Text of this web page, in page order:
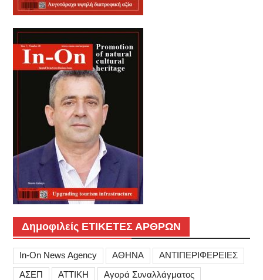
Δημοφιλείς ΕΤΙΚΕΤΕΣ ΑΡΘΡΩΝ
In-On News Agency ΑΘΗΝΑ
ΑΝΤΙΠΕΡΙΦΕΡΕΙΕΣ
ΑΣΕΠ
ΑΤΤΙΚΗ
Αγορά Συναλλάγματος